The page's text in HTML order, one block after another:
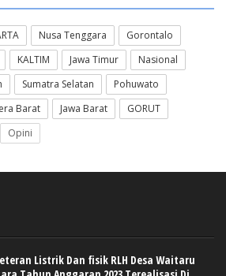
Nusa Tenggara
Gorontalo
KALTIM Jawa Timur
Nasional
Sumatra Selatan
Pohuwato
Barat Jawa Barat
GORUT
Opini
Listrik Dan fisik RLH Desa Waitaru